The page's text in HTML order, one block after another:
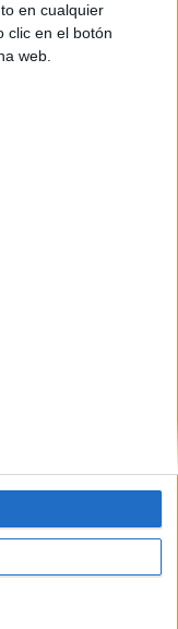
en cualquier
clic en el botón
web.